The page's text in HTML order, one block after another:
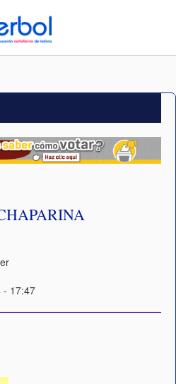
- 17:47